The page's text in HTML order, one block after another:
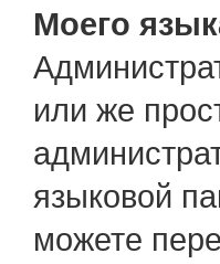
Моего
или же
языковой
можете